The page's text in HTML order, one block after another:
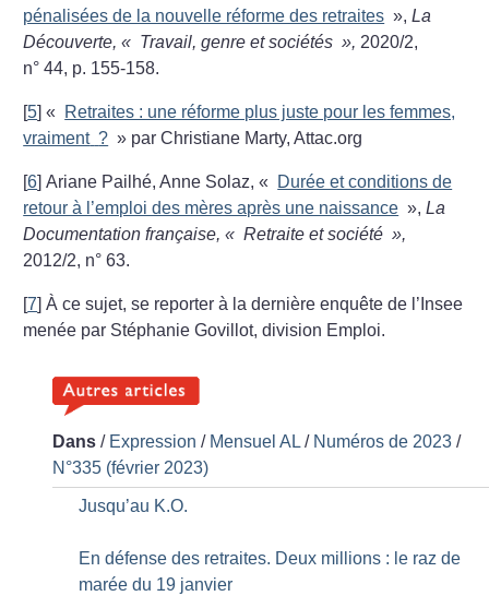
pénalisées de la nouvelle réforme des retraites »,La
Découverte, « Travail, genre et sociétés », 2020/2,
n° 44, p. 155-158.
[5]«
Retraites : une réforme plus juste pour les femmes,
vraiment ? » par Christiane Marty, Attac.org
[6]Ariane Pailhé, Anne Solaz, «
Durée et conditions de
retour à l’emploi des mères après une naissance »,La
Documentation française, « Retraite et société »,
2012/2, n° 63.
[7]À ce sujet, se reporter à la dernière enquête de l’Insee
menée par Stéphanie Govillot, division Emploi.
Dans / Expression / Mensuel AL / Numéros de 2023 /
N°335 (février 2023)
Jusqu’au K.O.
En défense des retraites. Deux millions : le raz de
marée du 19 janvier